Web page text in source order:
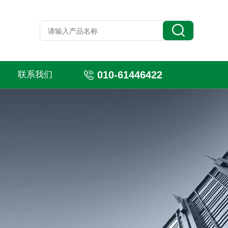
联系我们 010-61446422